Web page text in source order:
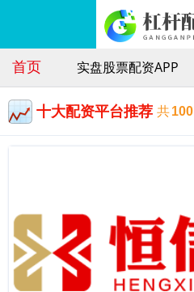
首页 实盘股票配资APP
十大配资平台推荐 共100